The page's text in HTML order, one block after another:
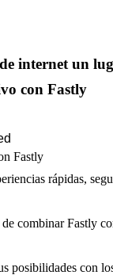
internet un
con Fastly
Fastly
rápidas,
combinar Fastly
posibilidades con